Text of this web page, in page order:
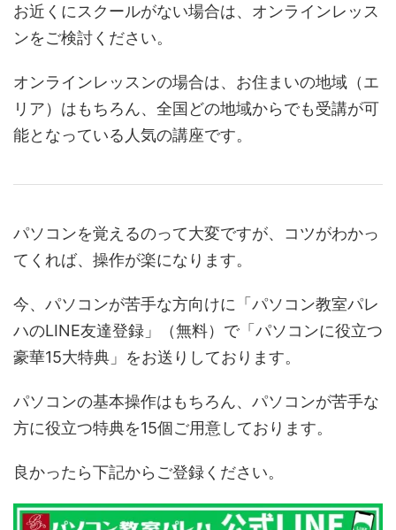
お近くにスクールがない場合は、オンラインレッス
ンをご検討ください。
オンラインレッスンの場合は、お住まいの地域（エ
リア）はもちろん、全国どの地域からでも受講が可
能となっている人気の講座です。
パソコンを覚えるのって大変ですが、コツがわかっ
てくれば、操作が楽になります。
今、パソコンが苦手な方向けに「パソコン教室パレ
ハのLINE友達登録」（無料）で「パソコンに役立つ
豪華15大特典」をお送りしております。
パソコンの基本操作はもちろん、パソコンが苦手な
方に役立つ特典を15個ご用意しております。
良かったら下記からご登録ください。